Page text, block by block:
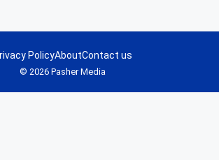
© 2026 Pasher Media
PolicyAboutContact us